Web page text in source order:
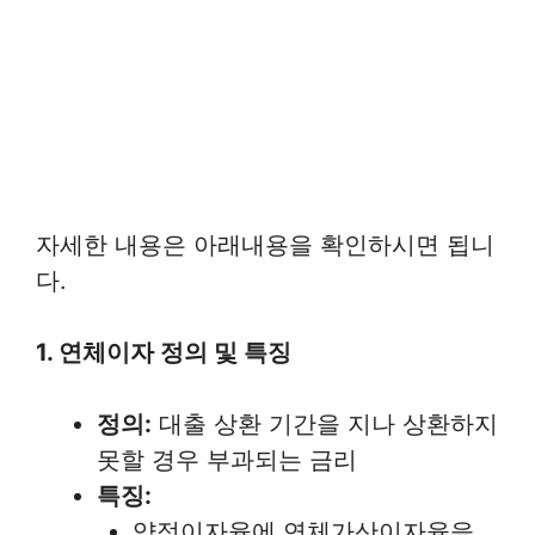
자세한 내용은 아래내용을 확인하시면 됩니
다.
1. 연체이자 정의 및 특징
정의: 대출 상환 기간을 지나 상환하지
못할 경우 부과되는 금리
특징: